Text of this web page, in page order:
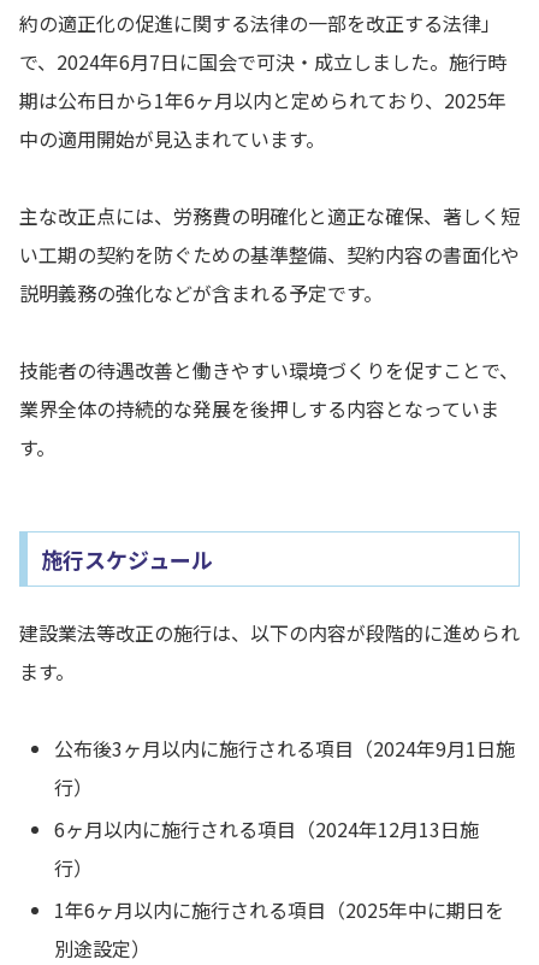
約の適正化の促進に関する法律の一部を改正する法律」
で、2024年6月7日に国会で可決・成立しました。施行時
期は公布日から1年6ヶ月以内と定められており、2025年
中の適用開始が見込まれています。
主な改正点には、労務費の明確化と適正な確保、著しく短
い工期の契約を防ぐための基準整備、契約内容の書面化や
説明義務の強化などが含まれる予定です。
技能者の待遇改善と働きやすい環境づくりを促すことで、
業界全体の持続的な発展を後押しする内容となっていま
す。
施行スケジュール
建設業法等改正の施行は、以下の内容が段階的に進められ
ます。
公布後3ヶ月以内に施行される項目（2024年9月1日施
行）
6ヶ月以内に施行される項目（2024年12月13日施
行）
1年6ヶ月以内に施行される項目（2025年中に期日を
別途設定）